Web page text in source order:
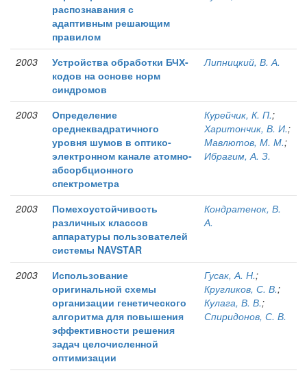
распознавания с
адаптивным решающим
правилом
2003
Устройства обработки БЧХ-
кодов на основе норм
синдромов
Липницкий, В. А.
2003
Определение
среднеквадратичного
уровня шумов в оптико-
электронном канале атомно-
абсорбционного
спектрометра
Курейчик, К. П.;
Харитончик, В. И.;
Мавлютов, М. М.;
Ибрагим, А. З.
2003
Помехоустойчивость
различных классов
аппаратуры пользователей
системы NAVSTAR
Кондратенок, В.
А.
2003
Использование
оригинальной схемы
организации генетического
алгоритма для повышения
эффективности решения
задач целочисленной
оптимизации
Гусак, А. Н.;
Кругликов, С. В.;
Кулага, В. В.;
Спиридонов, С. В.